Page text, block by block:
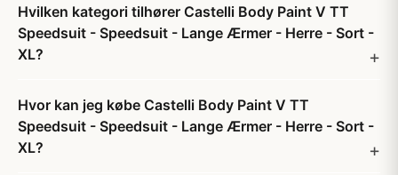
Hvilken kategori tilhører Castelli Body Paint V TT
Speedsuit - Speedsuit - Lange Ærmer - Herre - Sort -
XL?
Hvor kan jeg købe Castelli Body Paint V TT
Speedsuit - Speedsuit - Lange Ærmer - Herre - Sort -
XL?